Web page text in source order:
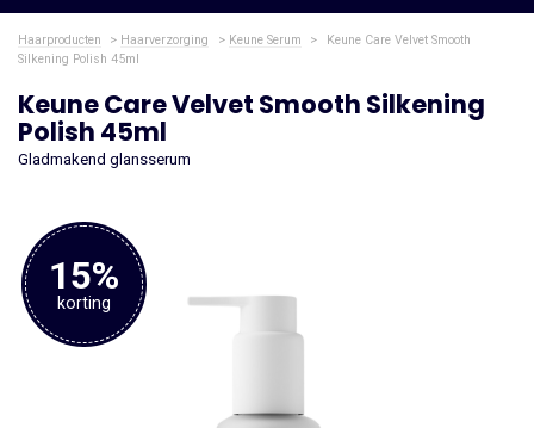
zoek
je?
Haarproducten > Haarverzorging > Keune Serum >
Keune Care Velvet Smooth
Silkening Polish 45ml
Keune Care Velvet Smooth Silkening
Polish 45ml
Gladmakend glansserum
15%
korting